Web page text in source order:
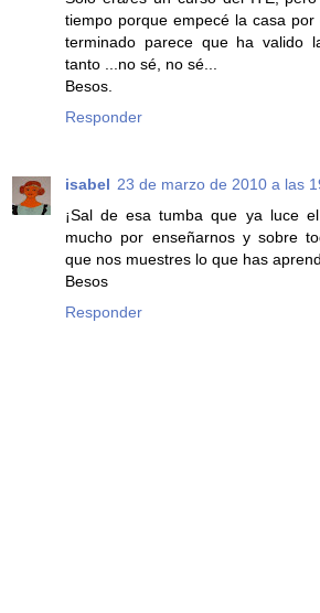
tiempo porque empecé la casa
terminado parece que ha valido
tanto ...no sé, no sé...
Besos.
Responder
isabel 23 de marzo de 2010 a las
¡Sal de esa tumba que ya luce
mucho por enseñarnos y sobre
que nos muestres lo que has
Besos
Responder